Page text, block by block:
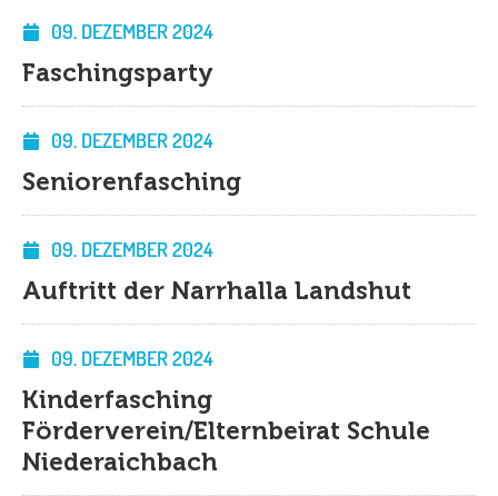
09. DEZEMBER 2024
Faschingsparty
09. DEZEMBER 2024
Seniorenfasching
09. DEZEMBER 2024
Auftritt der Narrhalla Landshut
09. DEZEMBER 2024
Kinderfasching
Förderverein/Elternbeirat Schule
Niederaichbach